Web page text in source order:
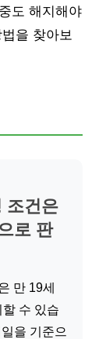
도 해지해야
을 찾아보
조건은
로 판
만 19세
수 있습
을 기준으